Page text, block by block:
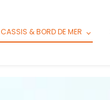
CASSIS & BORD DE MER